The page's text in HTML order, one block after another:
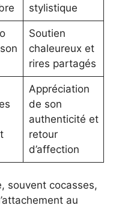
stylistique
Soutien
chaleureux et
rires partagés
Appréciation
de son
authenticité et
retour
d’affection
souvent cocasses,
au